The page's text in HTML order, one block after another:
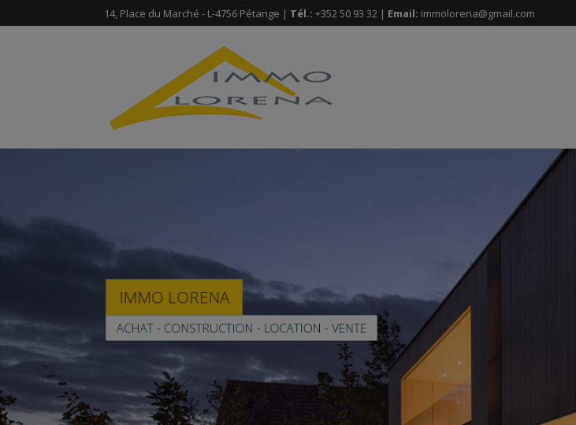
14, Place du Marché - L-4756 Pétange | Tél.: +352 50 93 32 | Email: immolorena@gmail.com
IMMO LORENA
ACHAT - CONSTRUCTION - LOCATION - VENTE